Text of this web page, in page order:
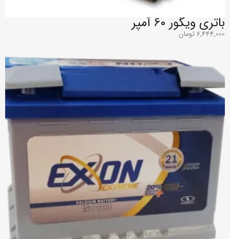
باتری ویگور 60 آمپر
6,444,000تومان